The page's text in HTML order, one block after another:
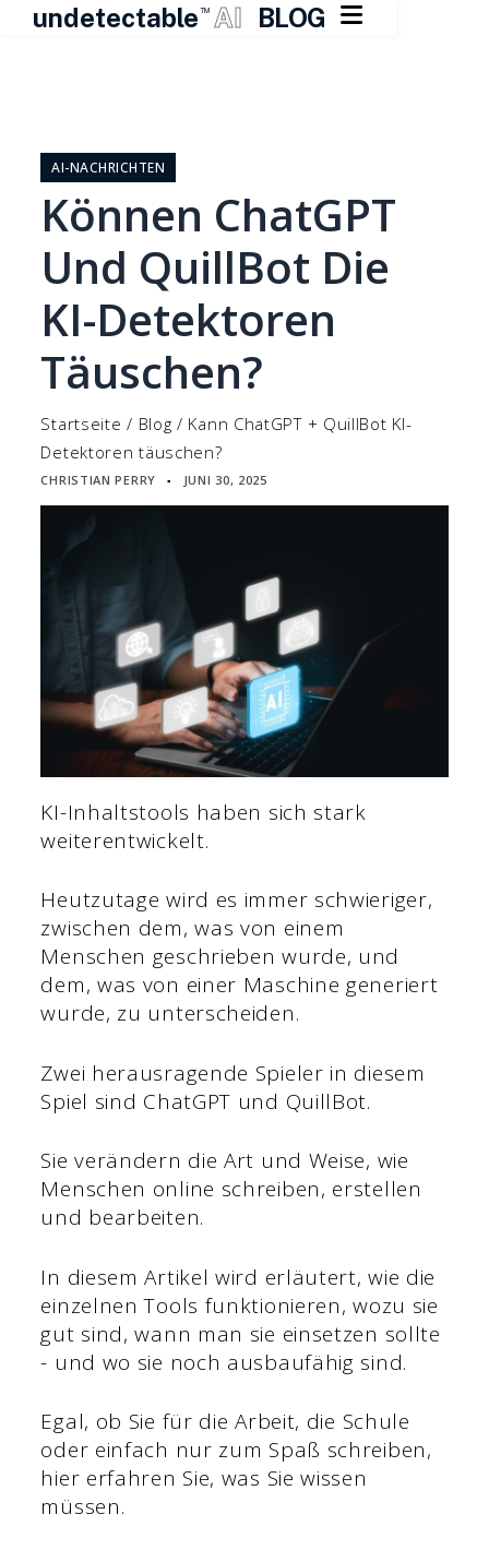
undetectable TM AI BLOG 
springenAI-NACHRICHTEN
Können ChatGPT
Und QuillBot Die
KI-Detektoren
Täuschen?
Startseite / Blog / Kann ChatGPT + QuillBot KI-
Detektoren täuschen?
CHRISTIAN PERRY ▪ JUNI 30, 2025
KI-Inhaltstools haben sich stark
weiterentwickelt.
Heutzutage wird es immer schwieriger,
zwischen dem, was von einem
Menschen geschrieben wurde, und
dem, was von einer Maschine generiert
wurde, zu unterscheiden.
Zwei herausragende Spieler in diesem
Spiel sind ChatGPT und QuillBot.
Sie verändern die Art und Weise, wie
Menschen online schreiben, erstellen
und bearbeiten.
In diesem Artikel wird erläutert, wie die
einzelnen Tools funktionieren, wozu sie
gut sind, wann man sie einsetzen sollte
- und wo sie noch ausbaufähig sind.
Egal, ob Sie für die Arbeit, die Schule
oder einfach nur zum Spaß schreiben,
hier erfahren Sie, was Sie wissen
müssen.